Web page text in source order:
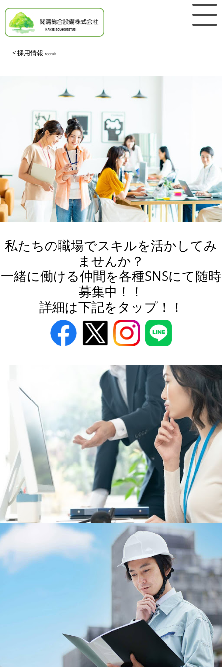
< 採用情報 recruit
私たちの職場でスキルを活かしてみ
ませんか？
一緒に働ける仲間を各種SNSにて随時
募集中！！
詳細は下記をタップ！！